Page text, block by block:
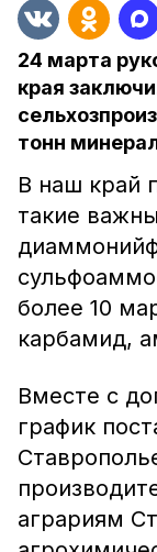
24 марта
края
тонн
В наш край
такие
более 10
карбамид,
Вместе с
график
аграриям